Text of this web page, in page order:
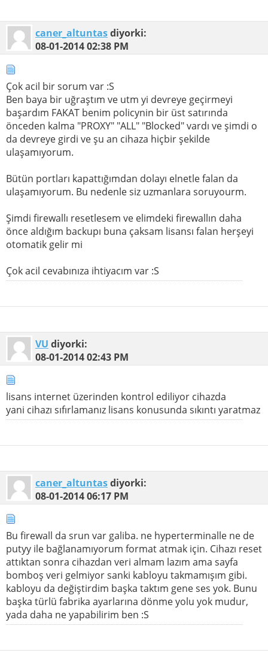
caner_altuntasdiyorki:
08-01-201402:38 PM
Çok acil bir sorum var :S
Ben baya bir uğraştım ve utm yi devreye geçirmeyi
başardım FAKAT benim policynin bir üst satırında
önceden kalma "PROXY" "ALL" "Blocked" vardı ve şimdi o
da devreye girdi ve şu an cihaza hiçbir şekilde
ulaşamıyorum.
Bütün portları kapattığımdan dolayı elnetle falan da
ulaşamıyorum. Bu nedenle siz uzmanlara soruyourm.
Şimdi firewallı resetlesem ve elimdeki firewallın daha
önce aldığım backupı buna çaksam lisansı falan herşeyi
otomatik gelir mi
Çok acil cevabınıza ihtiyacım var :S
VU diyorki:
08-01-201402:43 PM
lisans internet üzerinden kontrol ediliyor cihazda
yani cihazı sıfırlamanız lisans konusunda sıkıntı yaratmaz
caner_altuntasdiyorki:
08-01-201406:17 PM
Bu firewall da srun var galiba. ne hyperterminalle ne de
putyy ile bağlanamıyorum format atmak için. Cihazı reset
attıktan sonra cihazdan veri almam lazım ama sayfa
bomboş veri gelmiyor sanki kabloyu takmamışım gibi.
kabloyu da değiştirdim başka taktım gene ses yok. Bunu
başka türlü fabrika ayarlarına dönme yolu yok mudur,
yada daha ne yapabilirim ben :S